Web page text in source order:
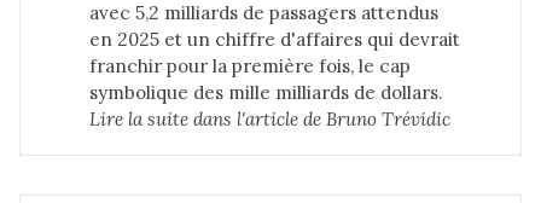
avec 5,2 milliards de passagers attendus
en 2025 et un chiffre d'affaires qui devrait
franchir pour la première fois, le cap
symbolique des mille milliards de dollars.
Lire la suite dans l'article de Bruno Trévidic